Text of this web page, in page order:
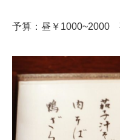
予算：昼￥1000~2000